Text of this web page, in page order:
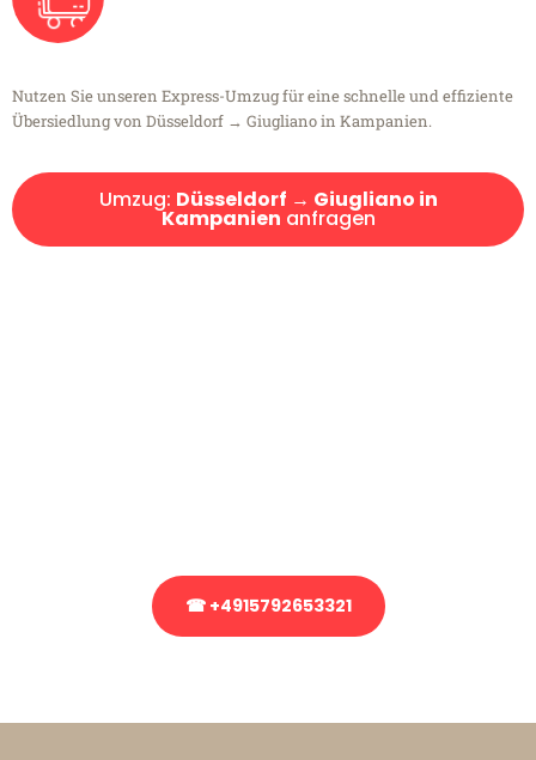
Nutzen Sie unseren Express-Umzug für eine schnelle und effiziente
Übersiedlung von Düsseldorf → Giugliano in Kampanien.
Umzug: Düsseldorf → Giugliano in
Kampanien anfragen
☎ +4915792653321